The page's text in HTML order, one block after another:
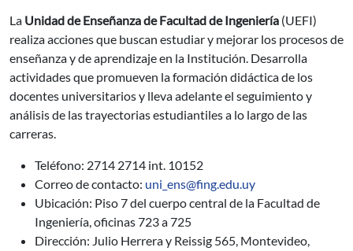
La Unidad de Enseñanza de Facultad de Ingeniería (UEFI)
realiza acciones que buscan estudiar y mejorar los procesos de
enseñanza y de aprendizaje en la Institución. Desarrolla
actividades que promueven la formación didáctica de los
docentes universitarios y lleva adelante el seguimiento y
análisis de las trayectorias estudiantiles a lo largo de las
carreras.
Teléfono: 2714 2714 int. 10152
Correo de contacto: uni_ens@fing.edu.uy
Ubicación: Piso 7 del cuerpo central de la Facultad de
Ingeniería, oficinas 723 a 725
Dirección: Julio Herrera y Reissig 565, Montevideo,